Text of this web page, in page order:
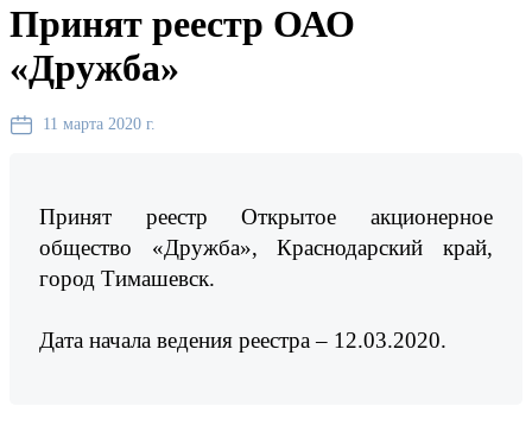
Принят реестр ОАО
«Дружба»
11 марта 2020 г.
Принят реестр Открытое акционерное
общество «Дружба», Краснодарский край,
город Тимашевск.
Дата начала ведения реестра – 12.03.2020.